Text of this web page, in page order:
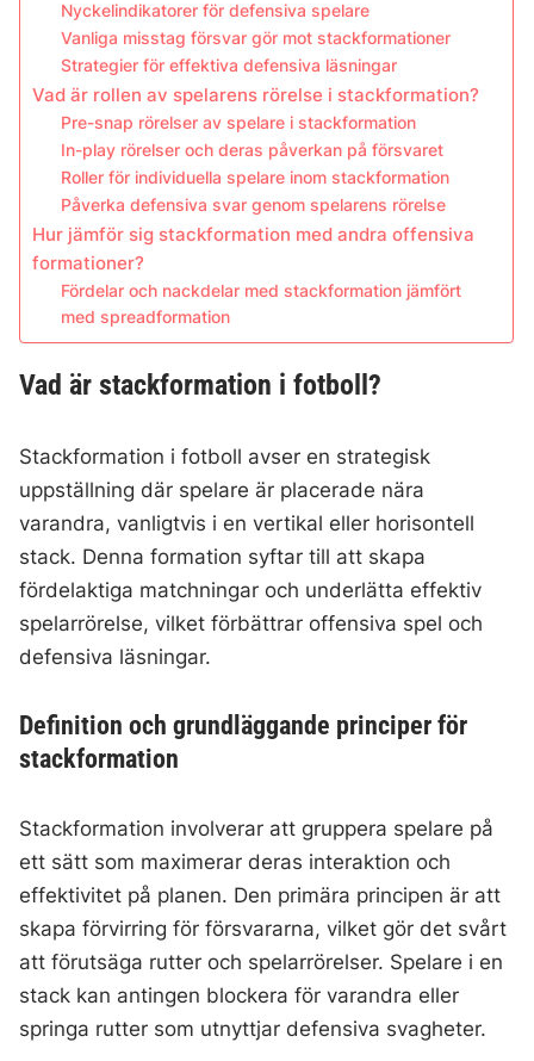
Nyckelindikatorer för defensiva spelare
Vanliga misstag försvar gör mot stackformationer
Strategier för effektiva defensiva läsningar
Vad är rollen av spelarens rörelse i stackformation?
Pre-snap rörelser av spelare i stackformation
In-play rörelser och deras påverkan på försvaret
Roller för individuella spelare inom stackformation
Påverka defensiva svar genom spelarens rörelse
Hur jämför sig stackformation med andra offensiva
formationer?
Fördelar och nackdelar med stackformation jämfört
med spreadformation
Vad är stackformation i fotboll?
Stackformation i fotboll avser en strategisk
uppställning där spelare är placerade nära
varandra, vanligtvis i en vertikal eller horisontell
stack. Denna formation syftar till att skapa
fördelaktiga matchningar och underlätta effektiv
spelarrörelse, vilket förbättrar offensiva spel och
defensiva läsningar.
Definition och grundläggande principer för
stackformation
Stackformation involverar att gruppera spelare på
ett sätt som maximerar deras interaktion och
effektivitet på planen. Den primära principen är att
skapa förvirring för försvararna, vilket gör det svårt
att förutsäga rutter och spelarrörelser. Spelare i en
stack kan antingen blockera för varandra eller
springa rutter som utnyttjar defensiva svagheter.